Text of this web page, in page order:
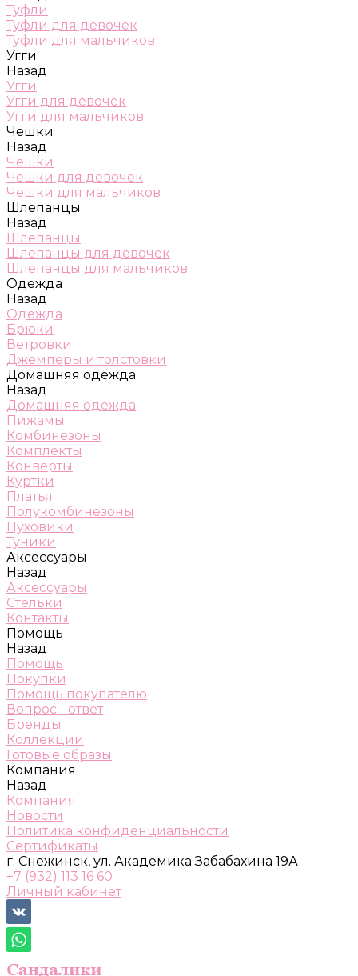
Туфли
Туфли для девочек
Туфли для мальчиков
Угги
Назад
Угги
Угги для девочек
Угги для мальчиков
Чешки
Назад
Чешки
Чешки для девочек
Чешки для мальчиков
Шлепанцы
Назад
Шлепанцы
Шлепанцы для девочек
Шлепанцы для мальчиков
Одежда
Назад
Одежда
Брюки
Ветровки
Джемперы и толстовки
Домашняя одежда
Назад
Домашняя одежда
Пижамы
Комбинезоны
Комплекты
Конверты
Куртки
Платья
Полукомбинезоны
Пуховики
Туники
Аксессуары
Назад
Аксессуары
Стельки
Контакты
Помощь
Назад
Помощь
Покупки
Помощь покупателю
Вопрос - ответ
Бренды
Коллекции
Готовые образы
Компания
Назад
Компания
Новости
Политика конфиденциальности
Сертификаты
г. Снежинск, ул. Академика Забабахина 19А
+7 (932) 113 16 60
Личный кабинет